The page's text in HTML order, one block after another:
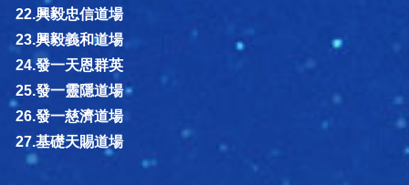
22.興毅忠信道場
23.興毅義和道場
24.發一天恩群英
25.發一靈隱道場
26.發一慈濟道場
27.基礎天賜道場